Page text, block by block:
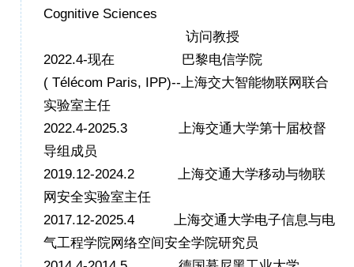
Cognitive Sciences
访问教授
2022.4-现在
巴黎电信学院
( Télécom Paris, IPP)--上海交大智能物联网联合
实验室主任
2022.4-2025.3 上海交通大学第十届校督
导组成员
2019.12-2024.2
上海交通大学移动与物联
网安全实验室主任
2017.12-2025.4 上海交通大学电子信息与电
气工程学院网络空间安全学院研究员